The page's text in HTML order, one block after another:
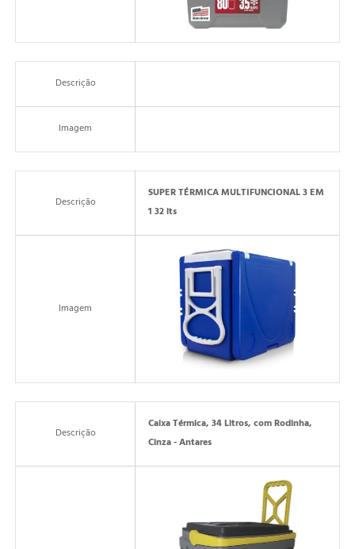
Descrição
Imagem
Descrição
SUPER TÉRMICA MULTIFUNCIONAL 3 EM
1 32 lts
Imagem
Descrição
Caixa Térmica, 34 Litros, com Rodinha,
Cinza - Antares